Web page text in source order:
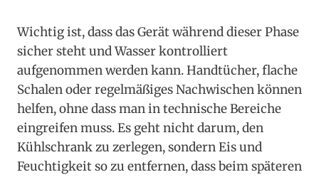
Wichtig ist, dass das Gerät während dieser Phase
sicher steht und Wasser kontrolliert
aufgenommen werden kann. Handtücher, flache
Schalen oder regelmäßiges Nachwischen können
helfen, ohne dass man in technische Bereiche
eingreifen muss. Es geht nicht darum, den
Kühlschrank zu zerlegen, sondern Eis und
Feuchtigkeit so zu entfernen, dass beim späteren